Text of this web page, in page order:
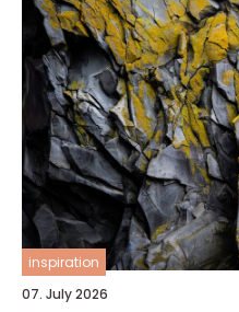
inspiration
07. July 2026